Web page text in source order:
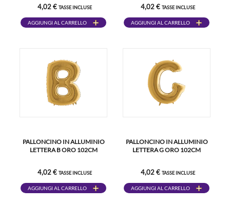
4,02 € TASSE INCLUSE
AGGIUNGI AL CARRELLO
4,02 € TASSE INCLUSE
AGGIUNGI AL CARRELLO
PALLONCINO IN ALLUMINIO
LETTERA B ORO 102CM
4,02 € TASSE INCLUSE
AGGIUNGI AL CARRELLO
PALLONCINO IN ALLUMINIO
LETTERA G ORO 102CM
4,02 € TASSE INCLUSE
AGGIUNGI AL CARRELLO